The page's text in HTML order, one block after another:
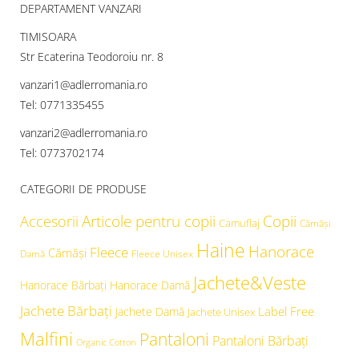
DEPARTAMENT VANZARI
TIMISOARA
Str Ecaterina Teodoroiu nr. 8
vanzari1@adlerromania.ro
Tel: 0771335455
vanzari2@adlerromania.ro
Tel: 0773702174
CATEGORII DE PRODUSE
Accesorii Articole pentru copii Camuflaj Copii Cămăşi
Damă Cămăși Fleece Fleece Unisex Haine Hanorace
Hanorace Bărbați Hanorace Damă Jachete&Veste
Jachete Bărbați Jachete Damă Jachete Unisex Label Free
Malfini Organic Cotton Pantaloni Pantaloni Bărbați